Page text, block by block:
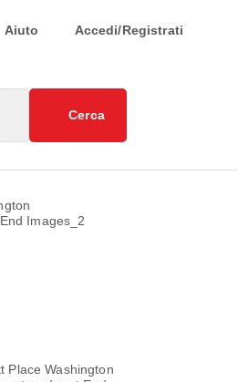
Aiuto Accedi/Registrati
Cerca